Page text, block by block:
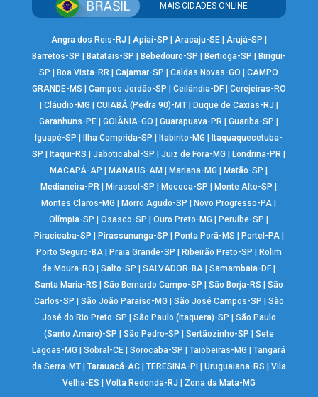
MAIS CIDADES ONLINE
Angra dos Reis-RJ | Apiaí-SP | Aracaju-SE| Arujá-SP |
Barretos-SP | Batatais-SP | Bebedouro-SP | Bertioga-SP | Birigui-
SP |Boa Vista-RR |Cajamar-SP |Caldas Novas-GO |CAMPO
GRANDE-MS | Campos Jordão-SP | Ceilândia-DF| Cerejeiras-RO
| Cláudio-MG | CUIABÁ (Pedra 90)-MT| Duque de Caxias-RJ |
Garanhuns-PE |GOIÂNIA-GO |Guarapuava-PR |Guariba-SP |
Iguapé-SP |Ilha Comprida-SP |Itabirito-MG |Itaquaquecetuba-
SP |Itaqui-RS |Jaboticabal-SP |Juiz de Fora-MG |Londrina-PR |
MACAPÁ-AP |MANAUS-AM |Mariana-MG |Matão-SP |
Medianeira-PR |Mirassol-SP |Mococa-SP |Monte Alto-SP |
Montes Claros-MG |Morro Agudo-SP |Novo Progresso-PA |
Olímpia-SP |Osasco-SP |Ouro Preto-MG |Peruíbe-SP |
Piracicaba-SP | Pirassununga-SP | Ponta Porã-MS | Portel-PA|
Porto Seguro-BA| Praia Grande-SP | Ribeirão Preto-SP | Rolim
de Moura-RO |Salto-SP |SALVADOR-BA |Samambaia-DF |
Santa Maria-RS | São Bernardo Campo-SP | São Borja-RS | São
Carlos-SP | São João Paraíso-MG | São José Campos-SP | São
José do Rio Preto-SP | São Paulo (Itaquera)-SP | São Paulo
(Santo Amaro)-SP | São Pedro-SP | Sertãozinho-SP | Sete
Lagoas-MG |Sobral-CE |Sorocaba-SP |Taiobeiras-MG |Tangará
da Serra-MT| Tarauacá-AC| TERESINA-PI | Uruguaiana-RS | Vila
Velha-ES | Volta Redonda-RJ | Zona da Mata-MG